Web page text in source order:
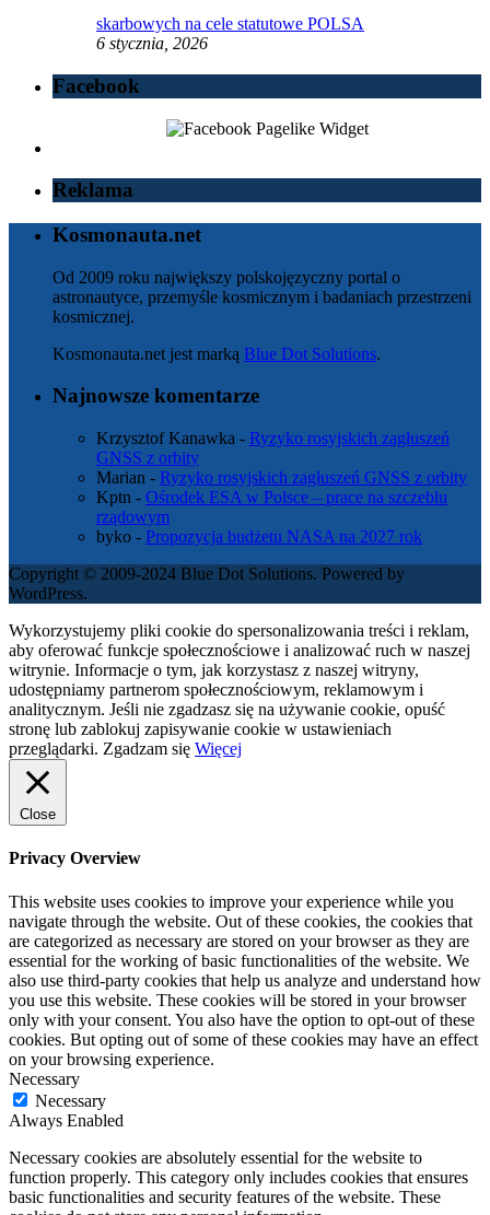
skarbowych na cele statutowe POLSA
6 stycznia, 2026
Facebook
Reklama
Kosmonauta.net
Od 2009 roku największy polskojęzyczny portal o
astronautyce, przemyśle kosmicznym i badaniach przestrzeni
kosmicznej.
Kosmonauta.net jest marką Blue Dot Solutions.
Najnowsze komentarze
Krzysztof Kanawka - Ryzyko rosyjskich zagłuszeń
GNSS z orbity
Marian - Ryzyko rosyjskich zagłuszeń GNSS z orbity
Kptn - Ośrodek ESA w Polsce – prace na szczeblu
rządowym
byko - Propozycja budżetu NASA na 2027 rok
Copyright © 2009-2024 Blue Dot Solutions. Powered by
WordPress.
Wykorzystujemy pliki cookie do spersonalizowania treści i reklam,
aby oferować funkcje społecznościowe i analizować ruch w naszej
witrynie. Informacje o tym, jak korzystasz z naszej witryny,
udostępniamy partnerom społecznościowym, reklamowym i
analitycznym. Jeśli nie zgadzasz się na używanie cookie, opuść
stronę lub zablokuj zapisywanie cookie w ustawieniach
przeglądarki. Zgadzam się Więcej
Close
Privacy Overview
This website uses cookies to improve your experience while you
navigate through the website. Out of these cookies, the cookies that
are categorized as necessary are stored on your browser as they are
essential for the working of basic functionalities of the website. We
also use third-party cookies that help us analyze and understand how
you use this website. These cookies will be stored in your browser
only with your consent. You also have the option to opt-out of these
cookies. But opting out of some of these cookies may have an effect
on your browsing experience.
Necessary
Necessary
Always Enabled
Necessary cookies are absolutely essential for the website to
function properly. This category only includes cookies that ensures
basic functionalities and security features of the website. These